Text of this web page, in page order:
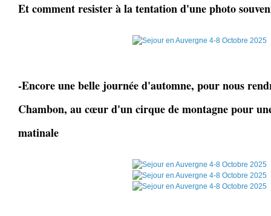
Et comment resister à la tentation d'une photo
-Encore une belle journée d'automne, pour nous
Chambon, au cœur d'un cirque de montagne pour
matinale